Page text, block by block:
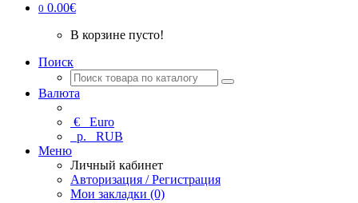
0 0.00€
В корзине пусто!
Поиск
Валюта
€ Euro
р. RUB
Меню
Личный кабинет
Авторизация / Регистрация
Мои закладки (0)